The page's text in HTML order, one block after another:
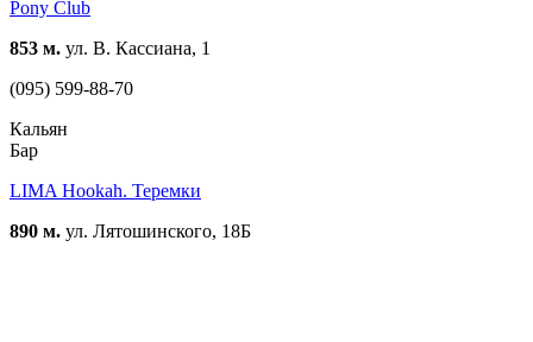
Pony Club
853 м. ул. В. Кассиана, 1
(095) 599-88-70
Кальян
Бар
LIMA Hookah. Теремки
890 м. ул. Лятошинского, 18Б